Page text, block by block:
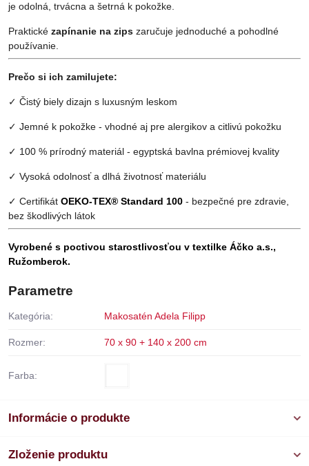
je odolná, trvácna a šetrná k pokožke.
Praktické zapínanie na zips zaručuje jednoduché a pohodlné
používanie.
Prečo si ich zamilujete:
✓ Čistý biely dizajn s luxusným leskom
✓ Jemné k pokožke - vhodné aj pre alergikov a citlivú pokožku
✓ 100 % prírodný materiál - egyptská bavlna prémiovej kvality
✓ Vysoká odolnosť a dlhá životnosť materiálu
✓ Certifikát OEKO-TEX® Standard 100 - bezpečné pre zdravie,
bez škodlivých látok
Vyrobené s poctivou starostlivosťou v textilke Áčko a.s.,
Ružomberok.
Parametre
Kategória: Makosatén Adela Filipp
Rozmer: 70 x 90 + 140 x 200 cm
Farba:
Informácie o produkte
Zloženie produktu